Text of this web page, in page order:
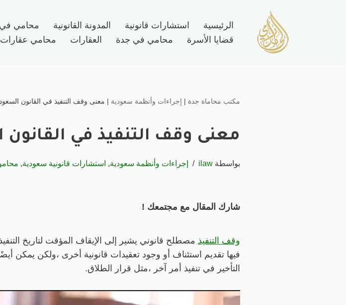
الرئيسية استشارات قانونية المدونة القانونية محامي
قضايا الأسرة
محامي في جدة العقارات محامي عقارات
مكتب محاماة جدة | إجراءات وأنظمة سعودية | معنى وقف التنفيذ في القانون
معنى وقف التنفيذ في
بواسطةilaw إجراءات وأنظمة سعودية, استشارات قانونية سعودية,
شارك المقال مع مجتمعك !
وقف التنفيذ مصطلح قانوني يشير إلى الإيقاف المؤقت لتاريخ
فيها تقديم استئناف أو وجود تعقيدات قانونية أخرى ،ولكن يمكن
التأخير في تنفيذ أمر آخر ،مثل قرار الطلاق.